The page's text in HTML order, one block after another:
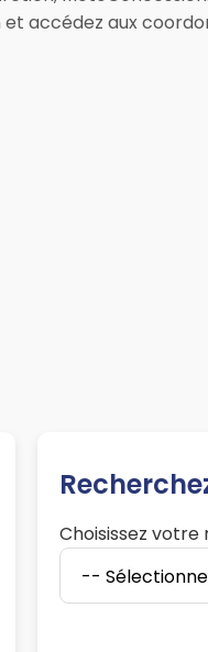
accédez aux
Choisissez votre